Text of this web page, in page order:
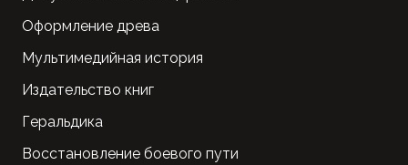
Оформление древа
Мультимедийная история
Издательство книг
Геральдика
Восстановление боевого пути